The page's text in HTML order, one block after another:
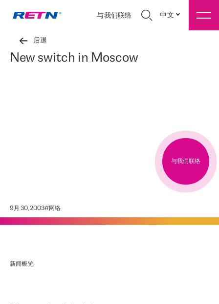
与我们联络 中文
后退
New switch in Moscow
9月 30, 2003#网络
与我们联络
新闻概览